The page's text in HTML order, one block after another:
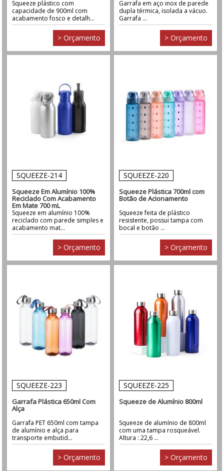
Squeeze plástico com
capacidade de 900ml com
acabamento fosco e detalh...
> Orçamento
Garrafa em aço inox de parede
dupla térmica, isolada a vácuo.
Garrafa ...
> Orçamento
SQUEEZE-214
Squeeze Em Alumínio 100%
Reciclado Com Acabamento
Em Mate 700 mL
Squeeze em alumínio 100%
reciclado com parede simples e
acabamento mat...
> Orçamento
SQUEEZE-220
Squeeze Plástica 700ml com
Botão de Acionamento
Squeeze feita de plástico
resistente, possui tampa com
bocal e botão ...
> Orçamento
SQUEEZE-223
Garrafa Plástica 650ml Com
Alça
Garrafa PET 650ml com tampa
de alumínio e alça para
transporte embutid...
> Orçamento
SQUEEZE-225
Squeeze de Alumínio 800ml
Squeeze de alumínio de 800ml
com uma tampa rosqueável.
Altura : 22,6 ...
> Orçamento